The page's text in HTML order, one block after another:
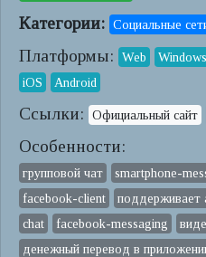
Категории: Социальные
Платформы: Web
iOS
Android
Ссылки: Официальный сайт
Особенности:
групповой чат smartphone-
facebook-client
поддерживает
chat
facebook-messaging
денежный перевод в